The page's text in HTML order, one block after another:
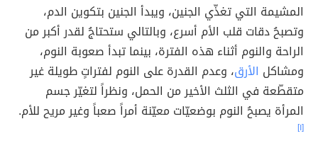
المشيمة التي تغذّي الجنين، ويبدأ الجنين بتكوين الدم،
وتصبحُ دقات قلب الأم أسرع، وبالتالي ستحتاجُ لقدر أكبر من
الراحة والنوم أثناء هذه الفترة، بينما تبدأ صعوبة النوم،
ومشاكل الأرق، وعدم القدرة على النوم لفتراتٍ طويلة غير
متقطّعة في الثلث الأخير من الحمل، ونظراً لتغيّر جسم
المرأة يصبحُ النوم بوضعيّات معيّنة أمراً صعباً وغير مريح للأم.
[١]